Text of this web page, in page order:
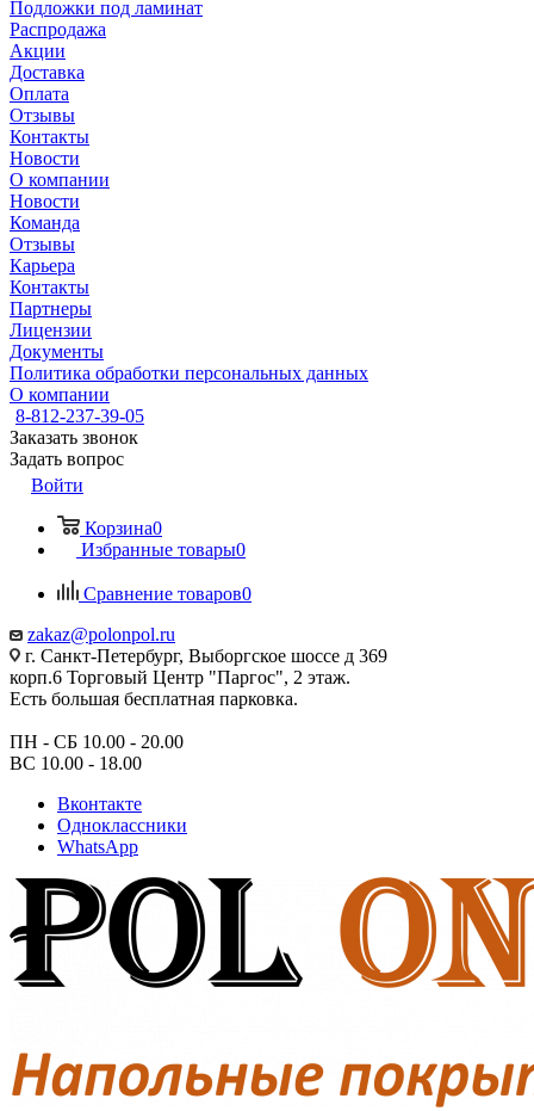
Подложки под ламинат
Распродажа
Акции
Доставка
Оплата
Отзывы
Контакты
Новости
О компании
Новости
Команда
Отзывы
Карьера
Контакты
Партнеры
Лицензии
Документы
Политика обработки персональных данных
О компании
8-812-237-39-05
Заказать звонок
Задать вопрос
Войти
Корзина0
Избранные товары0
Сравнение товаров0
zakaz@polonpol.ru
г. Санкт-Петербург, Выборгское шоссе д 369
корп.6 Торговый Центр "Паргос", 2 этаж.
Есть большая бесплатная парковка.
ПН - СБ 10.00 - 20.00
ВС 10.00 - 18.00
Вконтакте
Одноклассники
WhatsApp